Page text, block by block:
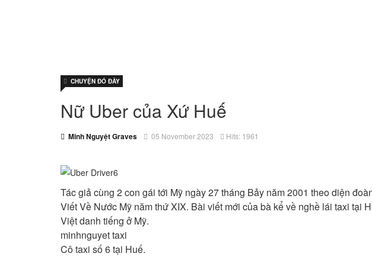
Nữ Uber của Xứ Huế
Minh Nguyệt Graves
CHUYỆN ĐÓ ĐÂY
05 November 2023 Hits: 1961
Tác giả cùng 2 con gái tới Mỹ ngày 27 tháng Bảy năm 2001 theo diện
Viết Về Nước Mỹ năm thứ XIX. Bài viết mới của bà kể về nghề lái taxi tại
Việt danh tiếng ở Mỹ.
minhnguyet taxi
Cô taxi số 6 tại Huế.